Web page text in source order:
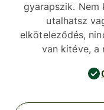
gyarapszik.
utalhatsz
elköteleződés,
van kitéve, a